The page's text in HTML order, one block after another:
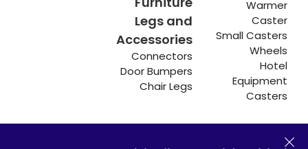
Warmer
Caster
Small Casters
Wheels
Hotel
Equipment
Casters
Legs and
Accessories
Connectors
Door Bumpers
Chair Legs